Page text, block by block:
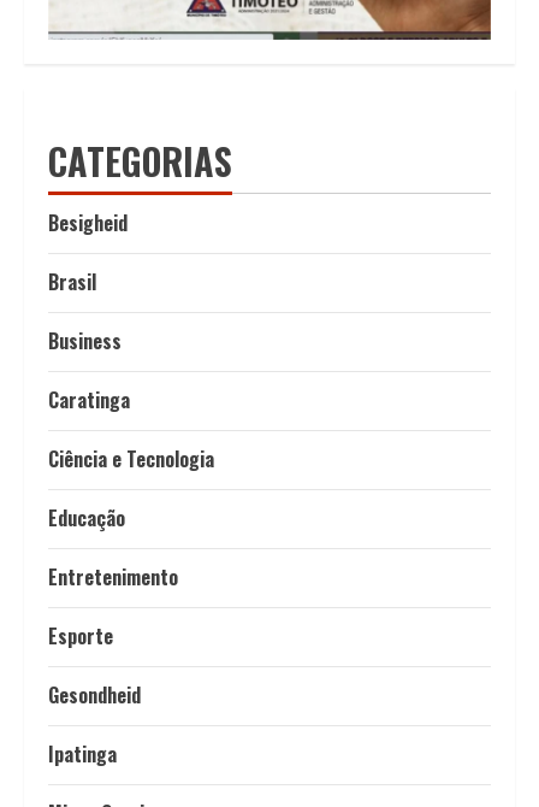
CATEGORIAS
Besigheid
Brasil
Business
Caratinga
Ciência e Tecnologia
Educação
Entretenimento
Esporte
Gesondheid
Ipatinga